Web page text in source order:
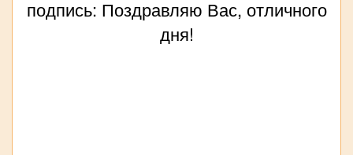
подпись: Поздравляю Вас, отличного
дня!